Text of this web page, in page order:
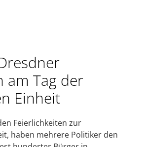
am Tag der
Einheit
Feierlichkeiten zur
haben mehrere Politiker den